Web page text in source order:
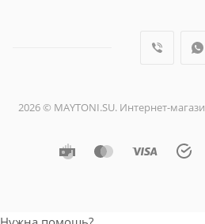
2026 © MAYTONI.SU. Интернет-